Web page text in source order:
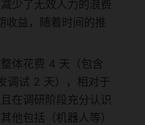
少了无效人力的浪费
收益，随着时间的推
体花费 4 天（包含
调试 2 天），相对于
在调研阶段充分认识
他包括（机器人等）